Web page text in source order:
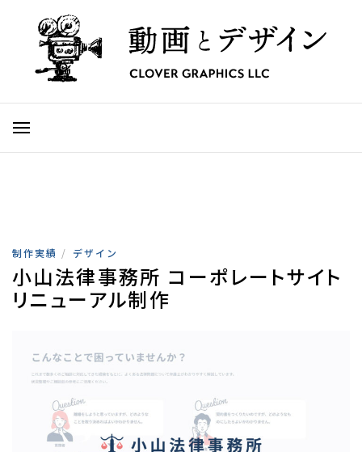
制作実績 / デザイン
小山法律事務所 コーポレートサイト
リニューアル制作